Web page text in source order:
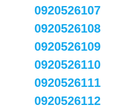
0920526107
0920526108
0920526109
0920526110
0920526111
0920526112